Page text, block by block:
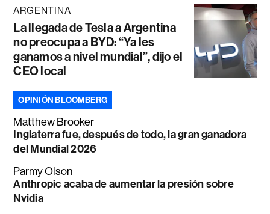
ARGENTINA
La llegada de Tesla a Argentina
no preocupa a BYD: “Ya les
ganamos a nivel mundial”, dijo el
CEO local
OPINIÓN BLOOMBERG
Matthew Brooker
Inglaterra fue, después de todo, la gran ganadora
del Mundial 2026
Parmy Olson
Anthropic acaba de aumentar la presión sobre
Nvidia